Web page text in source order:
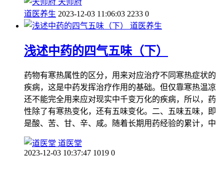
天师府
道医养生 2023-12-03 11:06:03 2233 0
道医养生
浅述中药的四气五味（下）
药物有寒热属性的区分，用来对应治疗不同寒热症状的
疾病，这是中药发挥治疗作用的基础。但仅靠寒热温凉
还不能完全用来应对现实中千变万化的疾病，所以，药
性除了有寒热变化，还有五味变化。二、五味五味，即
是酸、苦、甘、辛、咸。随着长期用药经验的累计，中
道医堂
2023-12-03 10:37:47 1019 0